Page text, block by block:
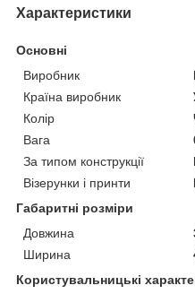
Характеристики
Основні
Виробник
Країна виробник
Колір
Вага
За типом конструкції
Візерунки і принти
Габаритні розміри
Довжина
Ширина
Користувальницькі